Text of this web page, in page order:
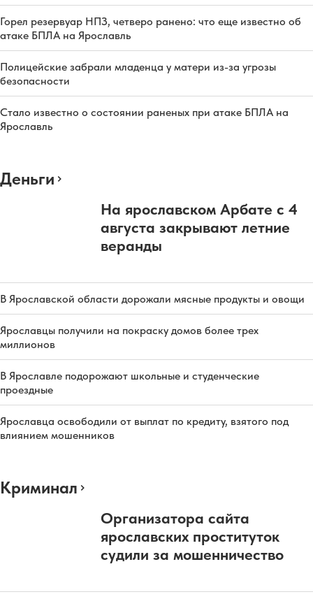
Горел резервуар НПЗ, четверо ранено: что еще известно об
атаке БПЛА на Ярославль
Полицейские забрали младенца у матери из-за угрозы
безопасности
Стало известно о состоянии раненых при атаке БПЛА на
Ярославль
Деньги
На ярославском Арбате с 4
августа закрывают летние
веранды
В Ярославской области дорожали мясные продукты и овощи
Ярославцы получили на покраску домов более трех
миллионов
В Ярославле подорожают школьные и студенческие
проездные
Ярославца освободили от выплат по кредиту, взятого под
влиянием мошенников
Криминал
Организатора сайта
ярославских проституток
судили за мошенничество